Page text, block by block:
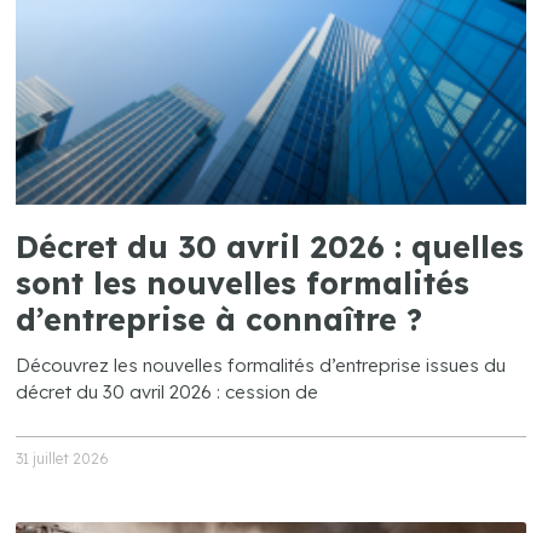
Décret du 30 avril 2026 : quelles
sont les nouvelles formalités
d’entreprise à connaître ?
Découvrez les nouvelles formalités d’entreprise issues du
décret du 30 avril 2026 : cession de
31 juillet 2026